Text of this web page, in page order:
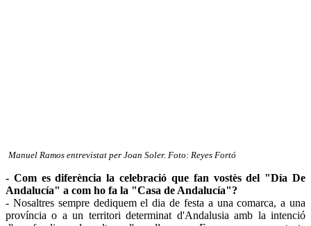
Manuel Ramos entrevistat per Joan Soler. Foto: Reyes Fortó
- Com es diferència la celebració que fan vostès del "Día De
Andalucía" a com ho fa la "Casa de Andalucía"?
- Nosaltres sempre dediquem el dia de festa a una comarca, a una
província o a un territori determinat d'Andalusia amb la intenció